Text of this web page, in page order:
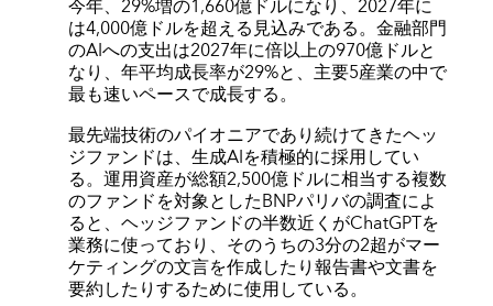
今年、29%増の1,660億ドルになり、2027年に
は4,000億ドルを超える見込みである。金融部門
のAIへの支出は2027年に倍以上の970億ドルと
なり、年平均成長率が29%と、主要5産業の中で
最も速いペースで成長する。
最先端技術のパイオニアであり続けてきたヘッ
ジファンドは、生成AIを積極的に採用してい
る。運用資産が総額2,500億ドルに相当する複数
のファンドを対象としたBNPパリバの調査によ
ると、ヘッジファンドの半数近くがChatGPTを
業務に使っており、そのうちの3分の2超がマー
ケティングの文言を作成したり報告書や文書を
要約したりするために使用している。